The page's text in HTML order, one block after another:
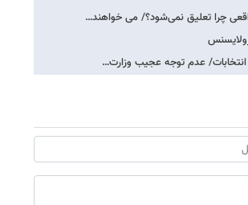
چرا تعلیق نمی‌شود؟/ می خواهند…
عدم توجه عجیب وزارت…